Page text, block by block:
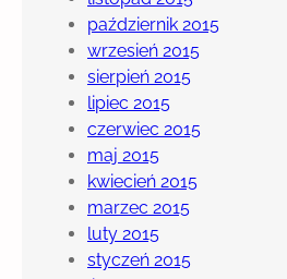
r
a
ć
i
c
z
y
m
s
i
ę
październik 2015
wrzesień 2015
sierpień 2015
lipiec 2015
czerwiec 2015
maj 2015
kwiecień 2015
marzec 2015
luty 2015
styczeń 2015